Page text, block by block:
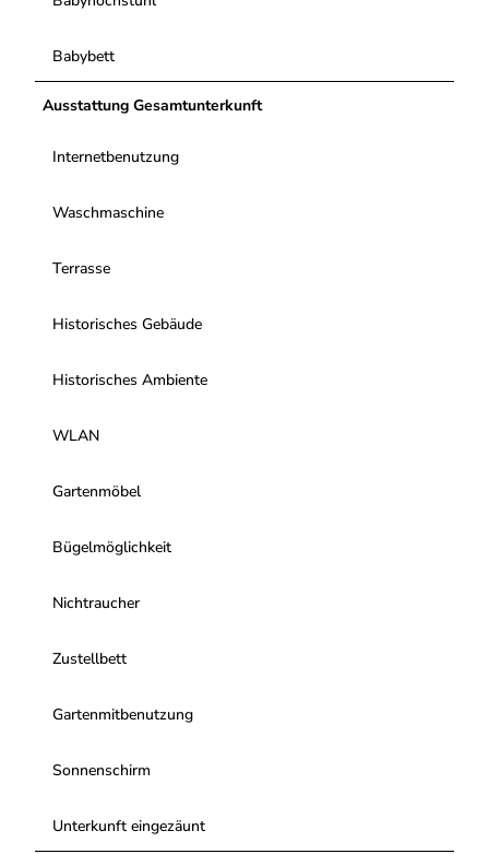
Babybett
Ausstattung Gesamtunterkunft
Internetbenutzung
Waschmaschine
Terrasse
Historisches Gebäude
Historisches Ambiente
WLAN
Gartenmöbel
Bügelmöglichkeit
Nichtraucher
Zustellbett
Gartenmitbenutzung
Sonnenschirm
Unterkunft eingezäunt